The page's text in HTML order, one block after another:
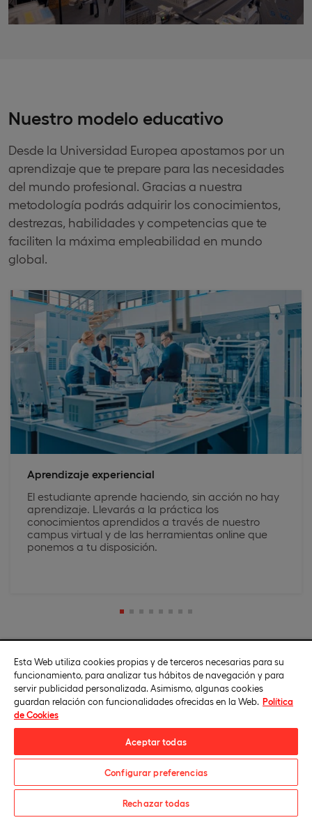
Nuestro modelo educativo
Desde la Universidad Europea apostamos por un
aprendizaje que te prepare para las necesidades
del mundo profesional. Gracias a nuestra
metodología podrás adquirir los conocimientos,
destrezas, habilidades y competencias que te
faciliten la máxima empleabilidad en mundo
global.
Aprendizaje experiencial
El estudiante aprende haciendo, sin acción no hay
aprendizaje. Llevarás a la práctica los
conocimientos aprendidos a través de nuestro
campus virtual y de las herramientas online que
ponemos a tu disposición.
Acceso
Te detallamos los perfiles recomendados para estudiar
esta titulación y los requisitos de acceso al programa.
Perfil recomendado
Solicita información
Esta Web utiliza cookies propias y de terceros necesarias para su
funcionamiento, para analizar tus hábitos de navegación y para
servir publicidad personalizada. Asimismo, algunas cookies
guardan relación con funcionalidades ofrecidas en la Web. Política
de Cookies
Aceptar todas
Configurar preferencias
Rechazar todas